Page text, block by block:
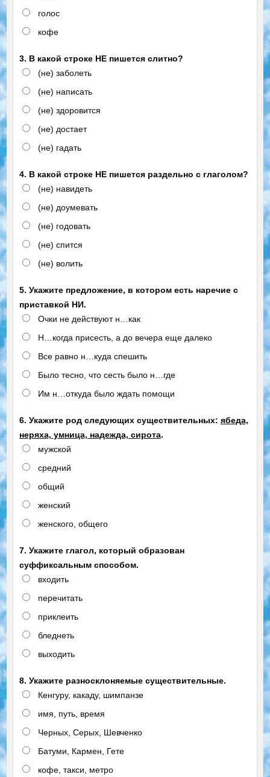
голос
кофе
3. В какой строке НЕ пишется слитно?
(не) заболеть
(не) написать
(не) здоровится
(не) достает
(не) гадать
4. В какой строке НЕ пишется раздельно с глаголом?
(не) навидеть
(не) доумевать
(не) годовать
(не) спится
(не) волить
5. Укажите предложение, в котором есть наречие с
приставкой НИ.
Очки не действуют н…как
Н…когда присесть, а до вечера еще далеко
Все равно н…куда спешить
Было тесно, что сесть было н…где
Им н…откуда было ждать помощи
6. Укажите род следующих существительных: ябеда,
неряха, умница, надежда, сирота.
мужской
средний
общий
женский
женского, общего
7. Укажите глагол, который образован
суффиксальным способом.
входить
перечитать
приклеить
бледнеть
выходить
8. Укажите разносклоняемые существительные.
Кенгуру, какаду, шимпанзе
имя, путь, время
Черных, Серых, Шевченко
Батуми, Кармен, Гете
кофе, такси, метро